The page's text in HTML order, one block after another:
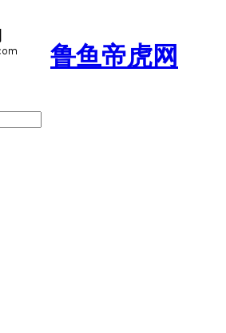
鲁鱼帝虎网